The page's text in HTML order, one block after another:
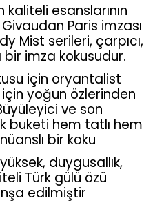
kaliteli esanslarının
Paris imzası
Mist serileri, çarpıcı,
bir imza kokusudur.
için oryantalist
yoğun özlerinden
ve son
buketi hem tatlı hem
bir koku
duygusallık,
Türk gülü özü
edilmiştir